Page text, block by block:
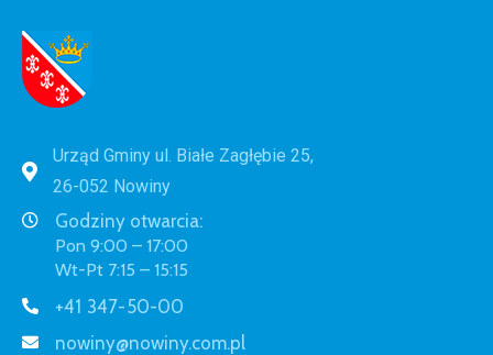
Urząd Gminy ul. Białe Zagłębie 25,
26-052 Nowiny
Godziny otwarcia:
Pon 9:00 – 17:00
Wt-Pt 7:15 – 15:15
+41 347-50-00
nowiny@nowiny.com.pl